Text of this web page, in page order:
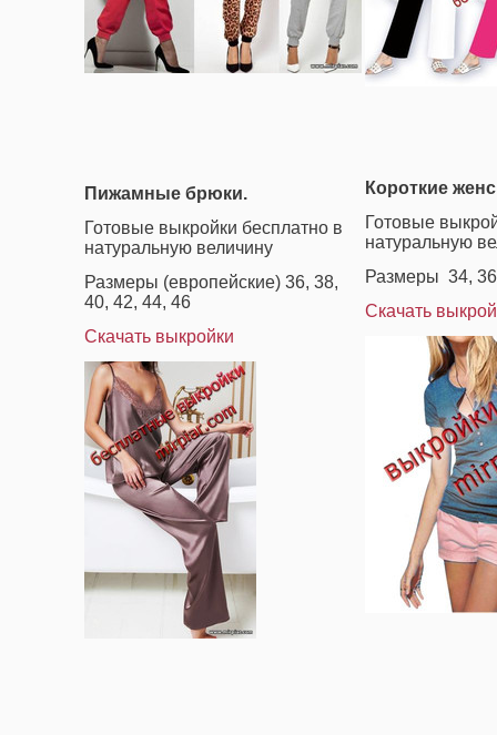
Пижамные брюки.
Готовые выкройки бесплатно в
натуральную величину
Размеры (европейские) 36, 38,
40, 42, 44, 46
Скачать выкройки
Короткие
Готовые
натуральную
Размеры 34,
Скачать